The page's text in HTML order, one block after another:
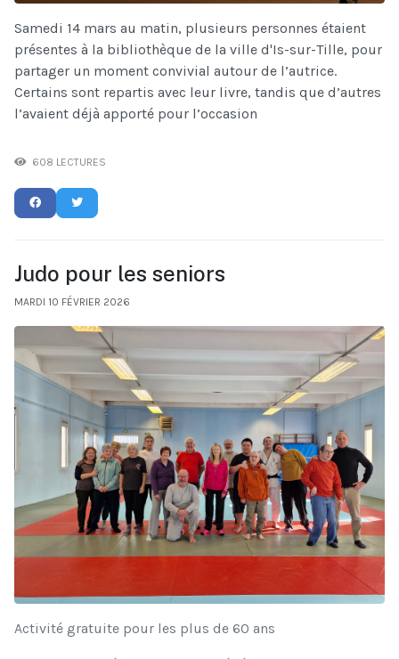
Samedi 14 mars au matin, plusieurs personnes étaient
présentes à la bibliothèque de la ville d'Is-sur-Tille, pour
partager un moment convivial autour de l’autrice.
Certains sont repartis avec leur livre, tandis que d’autres
l’avaient déjà apporté pour l’occasion
608 LECTURES
Judo pour les seniors
MARDI 10 FÉVRIER 2026
Activité gratuite pour les plus de 60 ans